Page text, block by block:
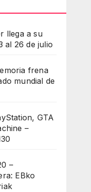
llega a su
al 26 de julio
frena
mundial de
GTA
–
–
EBko